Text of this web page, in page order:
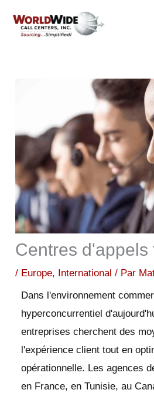
Centres d'appels
/ Europe, International / Par
Dans l'environnement
hyperconcurrentiel
entreprises cherchent des
l'expérience client tout en
opérationnelle. Les agences
en France, en Tunisie, au